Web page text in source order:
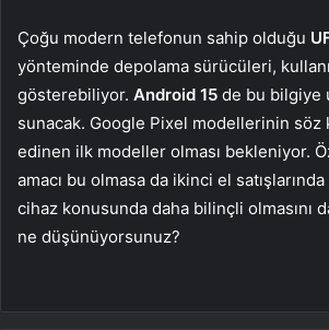
Çoğu modern telefonun sahip olduğu
yönteminde depolama sürücüleri,
gösterebiliyor. Android 15 de bu bilgiye
sunacak. Google Pixel modellerinin söz
edinen ilk modeller olması bekleniyor.
amacı bu olmasa da ikinci el satışlarında
cihaz konusunda daha bilinçli olmasını
ne düşünüyorsunuz?